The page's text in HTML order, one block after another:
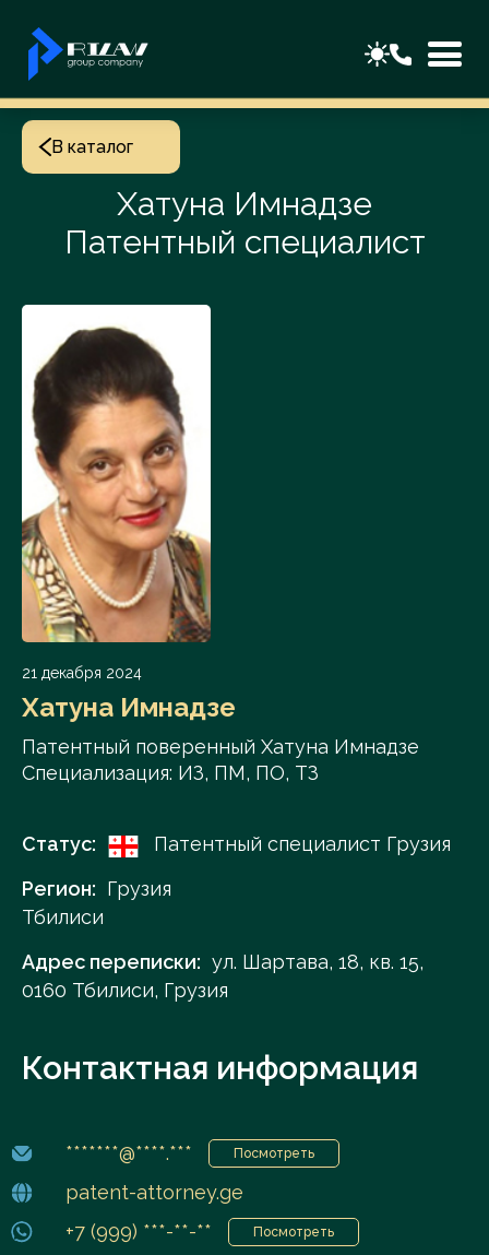
В каталог
Хатуна Имнадзе
Патентный специалист
21 декабря 2024
Хатуна Имнадзе
Патентный поверенный Хатуна Имнадзе
Специализация: ИЗ, ПМ, ПО, ТЗ
Статус:
Патентный специалист Грузия
Регион: Грузия
Тбилиси
Адрес переписки: ул. Шартава, 18, кв. 15,
0160 Тбилиси, Грузия
Контактная информация
*******@****.*** Посмотреть
patent-attorney.ge
+7 (999) ***-**-**
Посмотреть